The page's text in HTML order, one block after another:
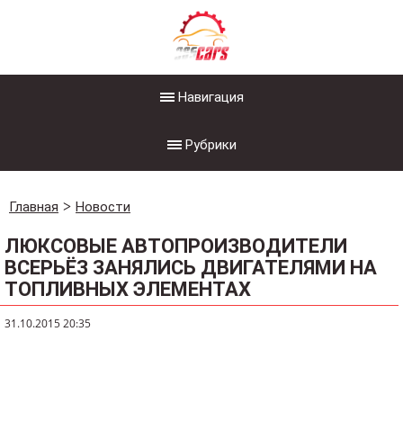
Навигация
Рубрики
Главная Новости
ЛЮКСОВЫЕ АВТОПРОИЗВОДИТЕЛИ
ВСЕРЬЁЗ ЗАНЯЛИСЬ ДВИГАТЕЛЯМИ НА
ТОПЛИВНЫХ ЭЛЕМЕНТАХ
31.10.2015 20:35